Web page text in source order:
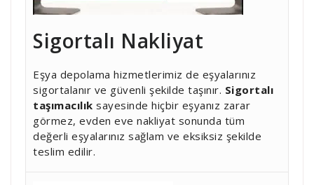
Sigortalı Nakliyat
Eşya depolama hizmetlerimiz de eşyalarınız
sigortalanır ve güvenli şekilde taşınır. Sigortalı
taşımacılık sayesinde hiçbir eşyanız zarar
görmez, evden eve nakliyat sonunda tüm
değerli eşyalarınız sağlam ve eksiksiz şekilde
teslim edilir.